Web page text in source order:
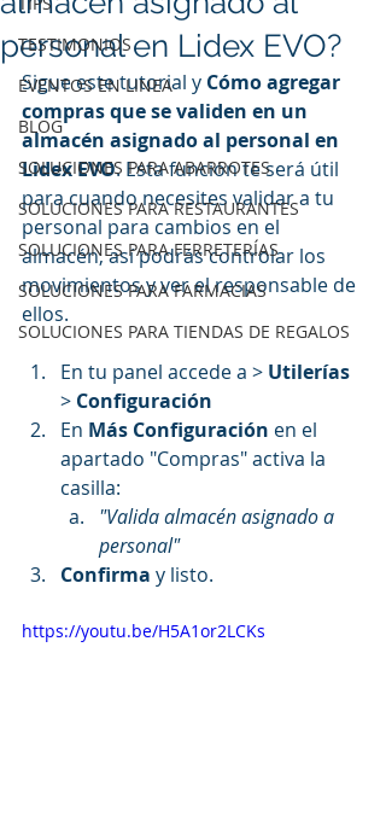
TESTIMONIOS
EVENTOS EN LINEA
BLOG
SOLUCIONES PARA ABARROTES
SOLUCIONES PARA RESTAURANTES
SOLUCIONES PARA FERRETERÍAS
SOLUCIONES PARA FARMACIAS
SOLUCIONES PARA TIENDAS DE REGALOS
personal en Lidex EVO?
Sigue este tutorial y Cómo agregar
compras que se validen en un
almacén asignado al personal en
Lidex EVO. Esta función te será útil
para cuando necesites validar a tu
personal para cambios en el
almacén, así podrás controlar los
movimientos y ver el responsable de
ellos.
En tu panel accede a > Utilerías
> Configuración
En Más Configuración en el
apartado "Compras" activa la
casilla:
"Valida almacén asignado a
personal"
Confirma y listo.
https://youtu.be/H5A1or2LCKs